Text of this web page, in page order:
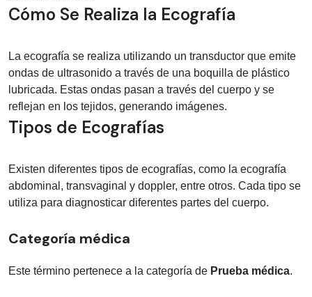
Cómo Se Realiza la Ecografía
La ecografía se realiza utilizando un transductor que emite
ondas de ultrasonido a través de una boquilla de plástico
lubricada. Estas ondas pasan a través del cuerpo y se
reflejan en los tejidos, generando imágenes.
Tipos de Ecografías
Existen diferentes tipos de ecografías, como la ecografía
abdominal, transvaginal y doppler, entre otros. Cada tipo se
utiliza para diagnosticar diferentes partes del cuerpo.
Categoría médica
Este término pertenece a la categoría de Prueba médica.